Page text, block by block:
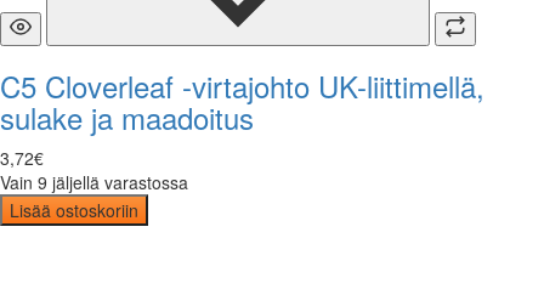
C5 Cloverleaf -virtajohto UK-liittimellä,
sulake ja maadoitus
3,72€
Vain 9 jäljellä varastossa
Lisää ostoskoriin